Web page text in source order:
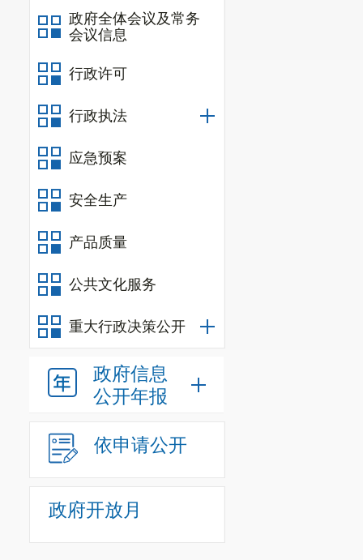
政府全体会议及常务
会议信息
行政许可
行政执法
应急预案
安全生产
产品质量
公共文化服务
重大行政决策公开
政府信息
公开年报
依申请公开
政府开放月